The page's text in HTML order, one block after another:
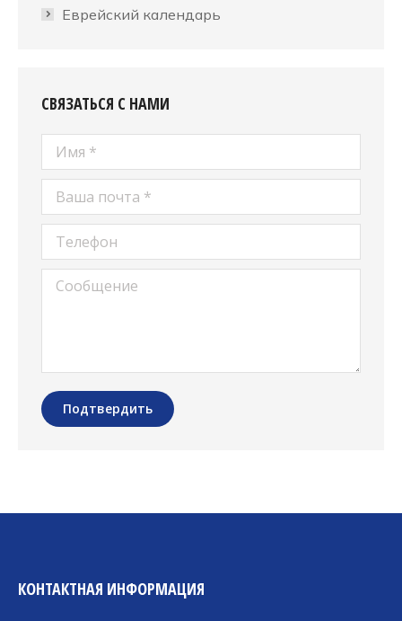
Еврейский календарь
СВЯЗАТЬСЯ С НАМИ
Имя *
Ваша почта *
Телефон
Сообщение
Подтвердить
КОНТАКТНАЯ ИНФОРМАЦИЯ